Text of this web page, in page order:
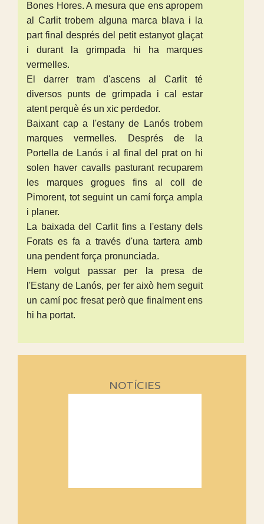
Bones Hores. A mesura que ens apropem
al Carlit trobem alguna marca blava i la
part final després del petit estanyot glaçat
i durant la grimpada hi ha marques
vermelles.
El darrer tram d'ascens al Carlit té
diversos punts de grimpada i cal estar
atent perquè és un xic perdedor.
Baixant cap a l'estany de Lanós trobem
marques vermelles. Després de la
Portella de Lanós i al final del prat on hi
solen haver cavalls pasturant recuparem
les marques grogues fins al coll de
Pimorent, tot seguint un camí força ampla
i planer.
La baixada del Carlit fins a l'estany dels
Forats es fa a través d'una tartera amb
una pendent força pronunciada.
Hem volgut passar per la presa de
l'Estany de Lanós, per fer això hem seguit
un camí poc fresat però que finalment ens
hi ha portat.
NOTÍCIES